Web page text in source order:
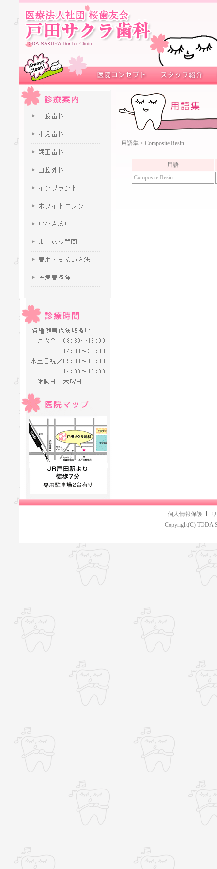
用語集 > Composite Resin
用語
Composite Resin
個人情報保護
Copyright(C) TODA